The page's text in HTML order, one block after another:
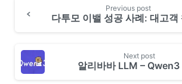
Previous post
Next post
알리바바 LLM – Qwen3